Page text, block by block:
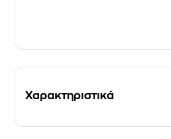
Χαρακτηριστικά